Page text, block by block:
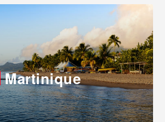
Martinique